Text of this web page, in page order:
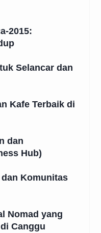
2015:
Selancar dan
Kafe Terbaik di
dan
Hub)
Komunitas
Nomad yang
Canggu